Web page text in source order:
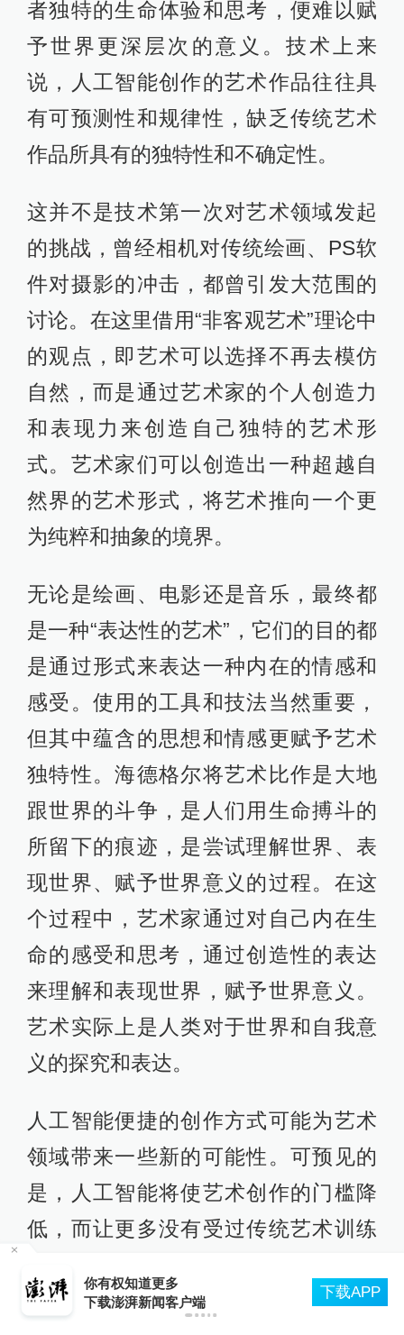
发速度。只有通过制定规则，社会才
能促进人工智能与人类的协作和交
互，进而创造更多的创新和创造力。
人工智能与人类艺术创作亦是如此，
种人工智能技术在艺术领域的应用，
或者说人工智能成为了实现艺术的一
种手段。人工智能创作艺术的创造性
是基于算法和数据分析的，它自身并
不具备人类艺术家所拥有的情感、感
知和体验，因此无论借助人工智能技
术生成如何精美的绘画，若缺乏使用
者独特的生命体验和思考，便难以赋
予世界更深层次的意义。技术上来
说，人工智能创作的艺术作品往往具
作品所具有的独特性和不确定性。
这并不是技术第一次对艺术领域发起
的挑战，曾经相机对传统绘画、PS软
件对摄影的冲击，都曾引发大范围的
讨论。在这里借用“非客观艺术”理论中
的观点，即艺术可以选择不再去模仿
自然，而是通过艺术家的个人创造力
和表现力来创造自己独特的艺术形
式。艺术家们可以创造出一种超越自
然界的艺术形式，将艺术推向一个更
为纯粹和抽象的境界。
无论是绘画、电影还是音乐，最终都
是通过形式来表达一种内在的情感和
感受。使用的工具和技法当然重要，
但其中蕴含的思想和情感更赋予艺术
独特性。海德格尔将艺术比作是大地
所留下的痕迹，是尝试理解世界、表
你有权知道更多
下载澎湃新闻客户端
下载APP